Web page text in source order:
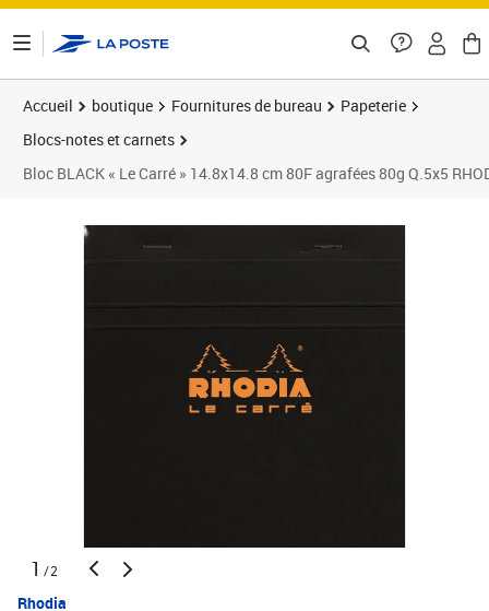
Accueil boutique Fournitures de bureau
Papeterie
Blocs-notes et carnets
Bloc BLACK « Le Carré » 14.8x14.8 cm 80F agrafées 80g Q.5x5
1 /2
Rhodia